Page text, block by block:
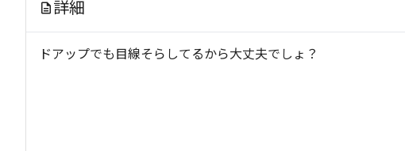
詳細
ドアップでも目線そらしてるから大丈夫でしょ？